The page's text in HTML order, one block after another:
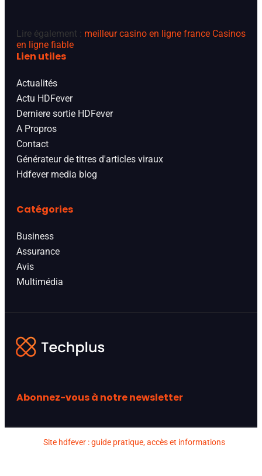
Lire également : meilleur casino en ligne france Casinos
en ligne fiable
Lien utiles
Actualités
Actu HDFever
Derniere sortie HDFever
A Propros
Contact
Générateur de titres d'articles viraux
Hdfever media blog
Catégories
Business
Assurance
Avis
Multimédia
Abonnez-vous à notre newsletter
Site hdfever : guide pratique, accès et informations